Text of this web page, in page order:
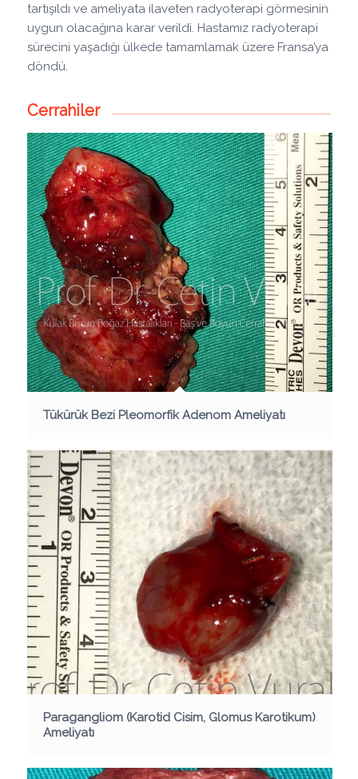
tartışıldı ve ameliyata ilaveten radyoterapi görmesinin
uygun olacağına karar verildi. Hastamız radyoterapi
sürecini yaşadığı ülkede tamamlamak üzere Fransa’ya
döndü.
Cerrahiler
Tükürük Bezi Pleomorfik Adenom Ameliyatı
Paragangliom (Karotid Cisim, Glomus Karotikum)
Ameliyatı